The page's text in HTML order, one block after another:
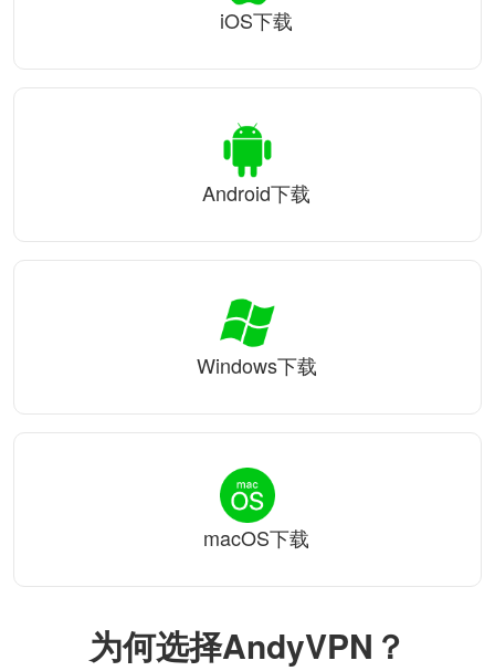
为何选择AndyVPN？
iOS下载
Android下载
Windows下载
macOS下载